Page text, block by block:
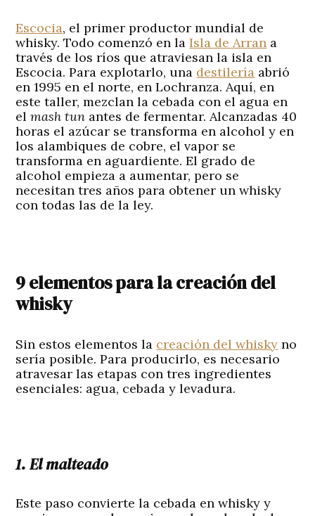
Escocia, el primer productor mundial de
whisky. Todo comenzó en laIsla de Arran a
través de los ríos que atraviesan la isla en
Escocia. Para explotarlo, una destilería abrió
en 1995 en el norte, en Lochranza. Aquí, en
este taller, mezclan la cebada con el agua en
elmash tun antes de fermentar. Alcanzadas 40
horas el azúcar se transforma en alcohol y en
los alambiques de cobre, el vapor se
transforma en aguardiente. El grado de
alcohol empieza a aumentar, pero se
necesitan tres años para obtener un whisky
con todas las de la ley.
9 elementos para la creación del
whisky
Sin estos elementos la creación del whisky no
sería posible. Para producirlo, es necesario
atravesar las etapas con tres ingredientes
esenciales: agua, cebada y levadura.
1. El malteado
Este paso convierte la cebada en whisky y